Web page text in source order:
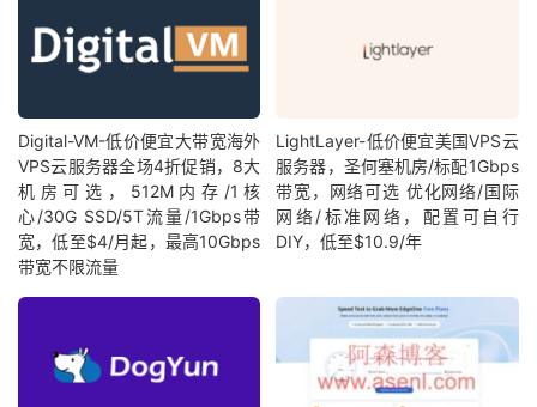
Digital-VM-低价便宜大带宽海外
VPS云服务器全场4折促销，8大
机房可选，512M内存/1核
心/30G SSD/5T流量/1Gbps带
宽，低至$4/月起，最高10Gbps
带宽不限流量
LightLayer-低价便宜美国VPS云
服务器，圣何塞机房/标配1Gbps
带宽，网络可选 优化网络/国际
网络/标准网络，配置可自行
DIY，低至$10.9/年